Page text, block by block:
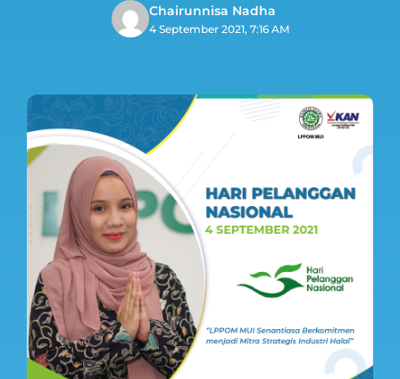
Chairunnisa Nadha
4 September 2021, 7:16 AM